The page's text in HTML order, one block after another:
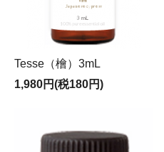
Tesse（檜）3mL
1,980円(税180円)